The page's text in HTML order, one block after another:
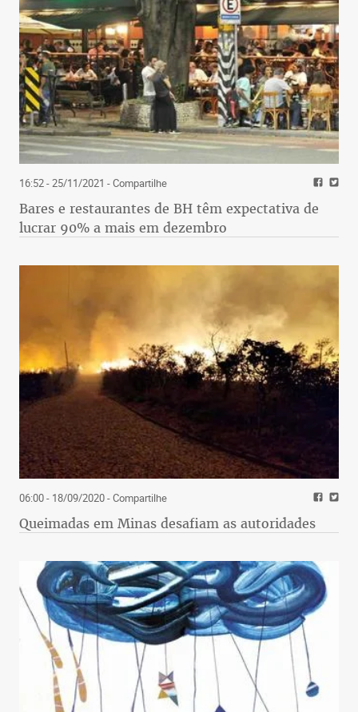
16:52 - 25/11/2021 - Compartilhe
Bares e restaurantes de BH têm expectativa de
lucrar 90% a mais em dezembro
06:00 - 18/09/2020- Compartilhe
Queimadas em Minas desafiam as autoridades